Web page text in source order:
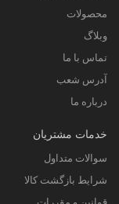
محصولات
وبلاگ
تماس با ما
آدرس شعب
درباره ما
خدمات مشتریان
سوالات متداول
شرایط بازگشت کالا